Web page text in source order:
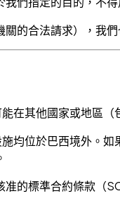
的合法請求），我
在其他國家或地區（
均位於巴西境外。
的標準合約條款（